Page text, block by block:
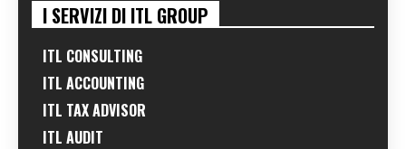
I SERVIZI DI ITL GROUP
ITL CONSULTING
ITL ACCOUNTING
ITL TAX ADVISOR
ITL AUDIT